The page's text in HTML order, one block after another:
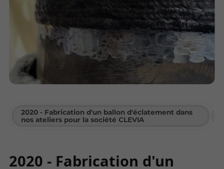
2020 - Fabrication d'un ballon d'éclatement dans
nos ateliers pour la société CLEVIA
2020 - Fabrication d'un